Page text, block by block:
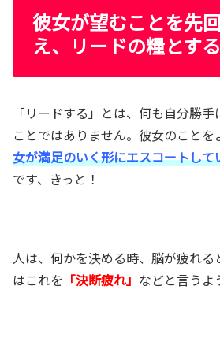
彼女が望むことを先
え、リードの糧とする
「リードする」とは、何も自分勝
ことではありません。彼女のことを
女が満足のいく形にエスコートして
です、きっと！
人は、何かを決める時、脳が疲れる
はこれを 「決断疲れ」 などと言うよ